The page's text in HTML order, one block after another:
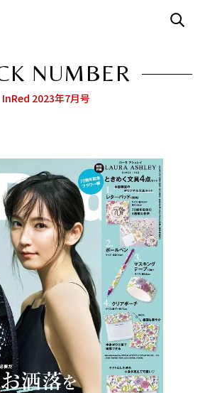
InRed 2023年7月号
NUMBER